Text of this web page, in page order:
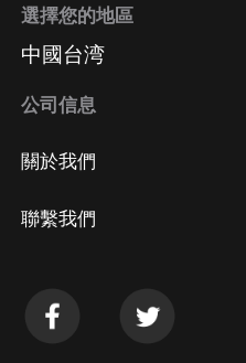
選擇您的地區
中國台湾
公司信息
關於我們
聯繫我們